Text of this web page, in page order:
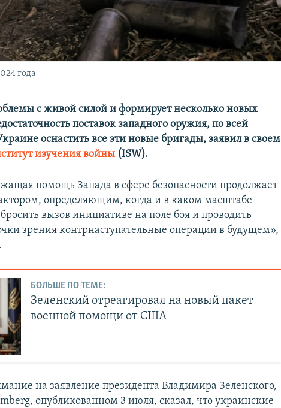
года
с живой силой и формирует несколько новых
поставок западного оружия, по всей
оснастить все эти новые бригады, заявил в своем
изучения войны (ISW).
помощь Запада в сфере безопасности продолжает
определяющим, когда и в каком масштабе
вызов инициативе на поле боя и проводить
зрения контрнаступательные операции в будущем»,
БОЛЬШЕ ПО ТЕМЕ:
Зеленский отреагировал на новый пакет
военной помощи от США
на заявление президента Владимира Зеленского,
опубликованном 3 июля, сказал, что украинские